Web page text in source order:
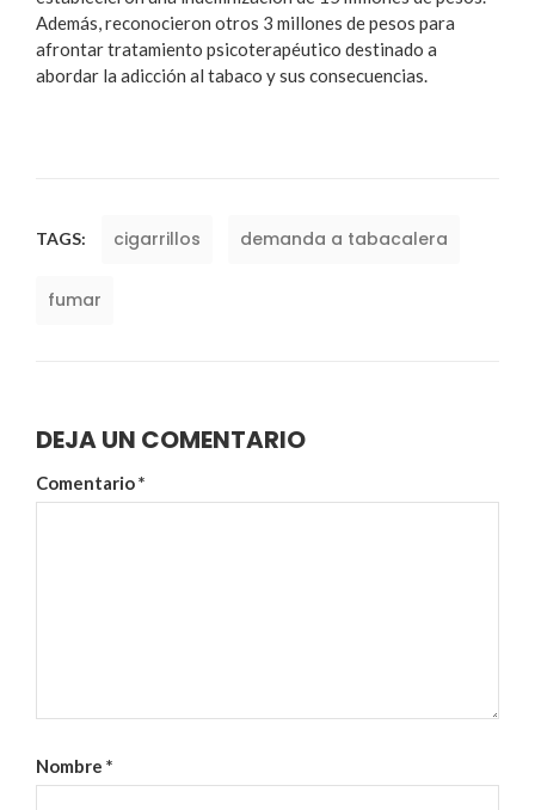
Además, reconocieron otros 3 millones de pesos para
afrontar tratamiento psicoterapéutico destinado a
abordar la adicción al tabaco y sus consecuencias.
TAGS: cigarrillos demanda a tabacalera
fumar
DEJA UN COMENTARIO
Comentario*
Nombre *